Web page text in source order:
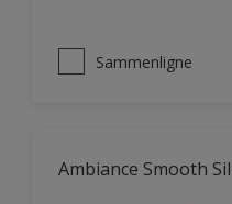
Sammenligne
Ambiance Smooth